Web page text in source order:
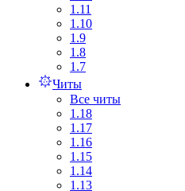
1.11
1.10
1.9
1.8
1.7
Читы
Все читы
1.18
1.17
1.16
1.15
1.14
1.13